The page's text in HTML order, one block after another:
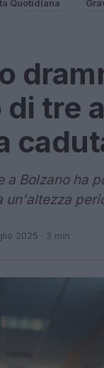
Quotidiana
tre
a Bolzano ha
un'altezza
2025 · 3 min